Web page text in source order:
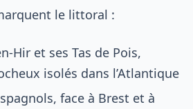
le littoral :
Hir et ses Tas de Pois,
isolés dans l’Atlantique
face à Brest et à